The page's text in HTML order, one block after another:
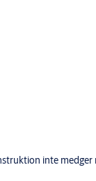
inte medger